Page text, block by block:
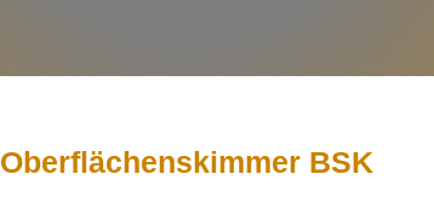
Oberflächenskimmer BSK